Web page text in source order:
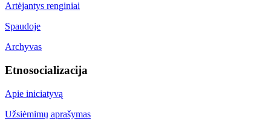
Artėjantys renginiai
Spaudoje
Archyvas
Etnosocializacija
Apie iniciatyvą
Užsiėmimų aprašymas